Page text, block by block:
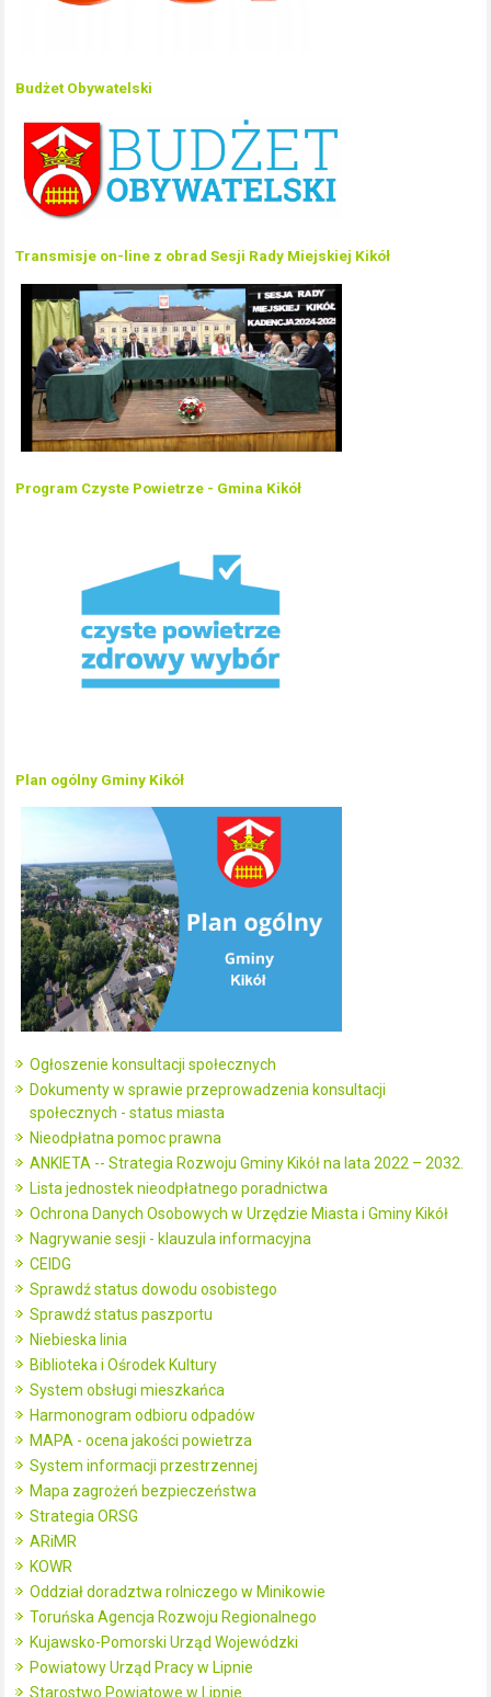
Budżet Obywatelski
Transmisje on-line z obrad Sesji Rady Miejskiej Kikół
Program Czyste Powietrze - Gmina Kikół
Plan ogólny Gminy Kikół
Ogłoszenie konsultacji społecznych
Dokumenty w sprawie przeprowadzenia konsultacji
społecznych - status miasta
Nieodpłatna pomoc prawna
ANKIETA -- Strategia Rozwoju Gminy Kikół na lata 2022 – 2032.
Lista jednostek nieodpłatnego poradnictwa
Ochrona Danych Osobowych w Urzędzie Miasta i Gminy Kikół
Nagrywanie sesji - klauzula informacyjna
CEIDG
Sprawdź status dowodu osobistego
Sprawdź status paszportu
Niebieska linia
Biblioteka i Ośrodek Kultury
System obsługi mieszkańca
Harmonogram odbioru odpadów
MAPA - ocena jakości powietrza
System informacji przestrzennej
Mapa zagrożeń bezpieczeństwa
Strategia ORSG
ARiMR
KOWR
Oddział doradztwa rolniczego w Minikowie
Toruńska Agencja Rozwoju Regionalnego
Kujawsko-Pomorski Urząd Wojewódzki
Powiatowy Urząd Pracy w Lipnie
Starostwo Powiatowe w Lipnie